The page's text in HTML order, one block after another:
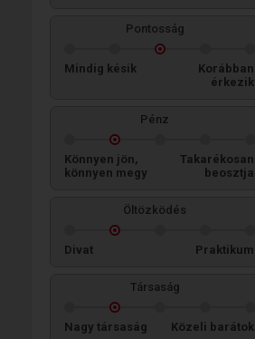
Pontosság
Mindig késik
Korábban
érkezik
Pénz
Könnyen jön,
könnyen megy
Takarékosan
beosztja
Öltözködés
Divat Praktikum
Társaság
Nagy társaság Közeli barátok